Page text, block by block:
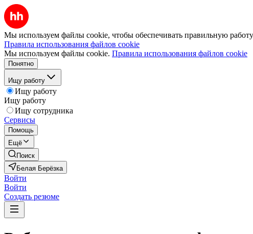
Мы используем файлы cookie, чтобы обеспечивать правильную
Правила использования файлов cookie
Мы используем файлы cookie. Правила использования файлов cookie
Понятно
Ищу работу
Ищу работу
Ищу работу
Ищу сотрудника
Сервисы
Помощь
Ещё
Поиск
Белая Берёзка
Войти
Войти
Создать резюме